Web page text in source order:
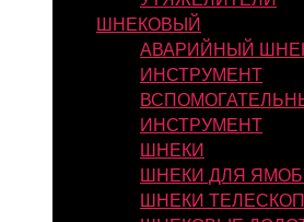
ШНЕКОВЫЙ
АВАРИЙНЫЙ
ИНСТРУМЕНТ
ИНСТРУМЕНТ
ШНЕКИ
ШНЕКИ ДЛЯ
ШНЕКИ